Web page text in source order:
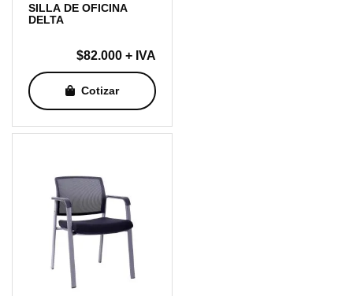
SILLA DE OFICINA
DELTA
$82.000 + IVA
Cotizar